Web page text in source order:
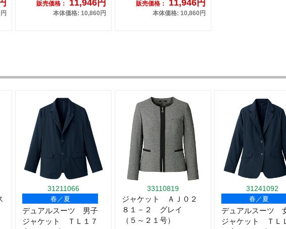
販売価格： 11,946円
本体価格: 10,860円
販売価格： 11,946円
本体価格: 10,860円
31211066
春／夏
デュアルスーツ 男子
ジャケット ＴＬ１７
33110819
ジャケット ＡＪ０２
８１－２ グレイ
（５～２１号）
31241092
春／夏
デュアルスーツ
ジャケット ＴＬ